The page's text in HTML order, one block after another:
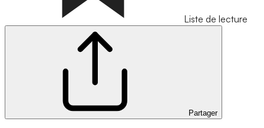
Liste de lecture
Partager